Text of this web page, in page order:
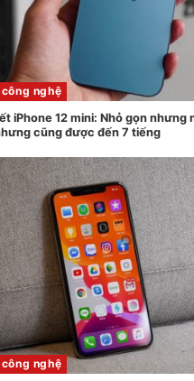
nghệ
iPhone 12 mini: Nhỏ gọn nhưng
cũng được đến 7 tiếng
nghệ